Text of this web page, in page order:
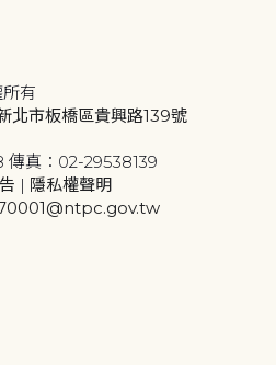
有
北市板橋區貴興路139號
真：02-29538139
| 隱私權聲明